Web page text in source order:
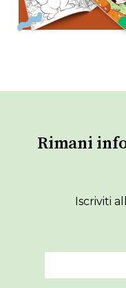
Rimani
Iscriviti